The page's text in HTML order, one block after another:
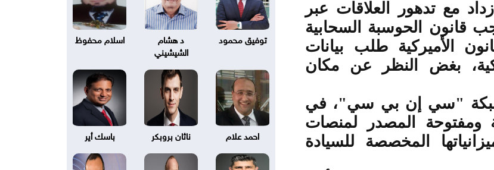
مع تدهور العلاقات عبر
قانون الحوسبة السحابية
الأميركية طلب بيانات
بغض النظر عن مكان
لشبكة "سي إن بي سي"، في
ومفتوحة المصدر لمنصات
المخصصة للسيادة
توفيق محمود
د هشام
الشيشيني
اسلام محفوظ
احمد علام ناثان بروبكر باسك أير